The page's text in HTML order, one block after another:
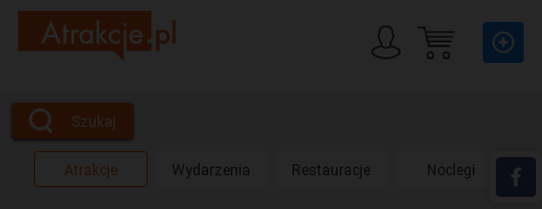
Szukaj
Atrakcje Wydarzenia Restauracje Noclegi